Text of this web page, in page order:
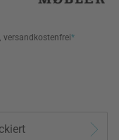
versandkostenfrei*